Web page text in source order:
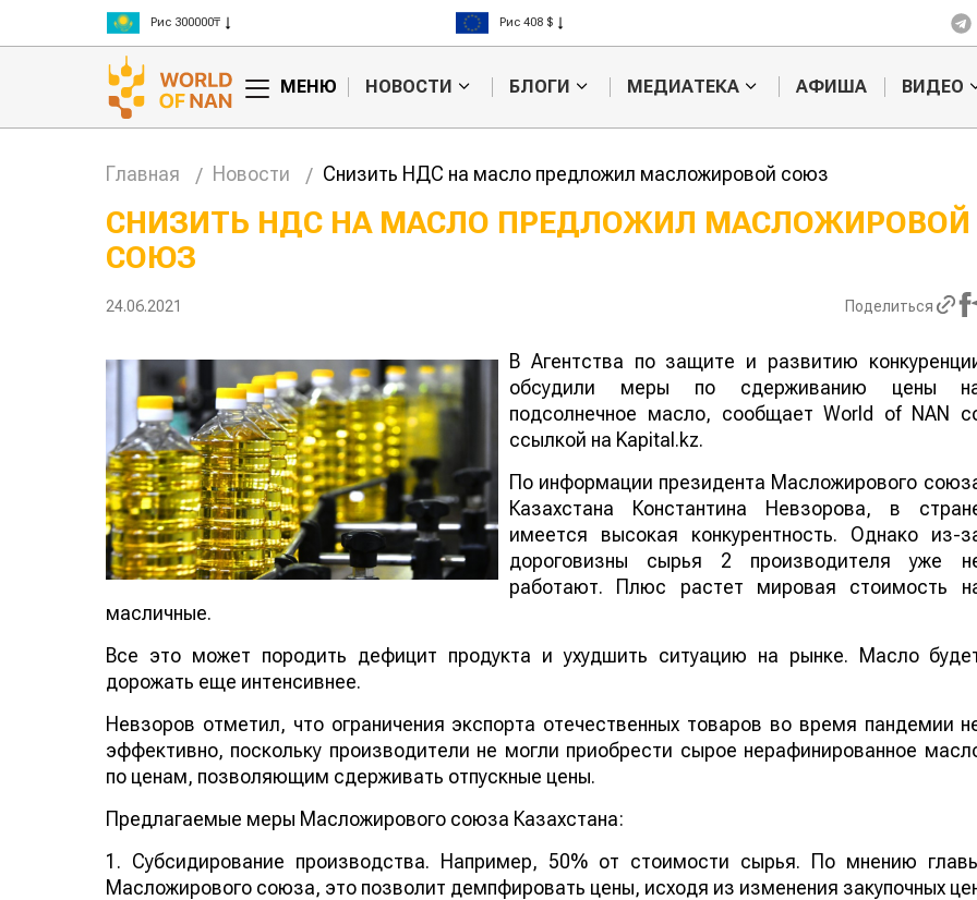
Пшеница 3 класс 125000₸
Ячмень 130000₸
Кукуруза 150000₸
Рис 300000₸
Пшеница 423 $
Ячмень 330 $
Рис 408 $
МЕНЮ НОВОСТИ БЛОГИ МЕДИАТЕКА АФИША ВИДЕО
Главная Новости Снизить НДС на масло предложил масложировой союз
СНИЗИТЬ НДС НА МАСЛО ПРЕДЛОЖИЛ МАСЛОЖИРОВОЙ
СОЮЗ
24.06.2021 Поделиться
В Агентства по защите и развитию
обсудили меры по сдерживанию цены
подсолнечное масло, сообщает World of NAN
ссылкой на Kapital.kz.
По информации президента Масложирового
Казахстана Константина Невзорова, в
имеется высокая конкурентность. Однако из-
дороговизны сырья 2 производителя уже
работают. Плюс растет мировая стоимость
масличные.
Все это может породить дефицит продукта и ухудшить ситуацию на рынке. Масло
дорожать еще интенсивнее.
Невзоров отметил, что ограничения экспорта отечественных товаров во время пандемии
эффективно, поскольку производители не могли приобрести сырое нерафинированное
по ценам, позволяющим сдерживать отпускные цены.
Предлагаемые меры Масложирового союза Казахстана:
1. Субсидирование производства. Например, 50% от стоимости сырья. По мнению
Масложирового союза, это позволит демпфировать цены, исходя из изменения закупочных
выдачи